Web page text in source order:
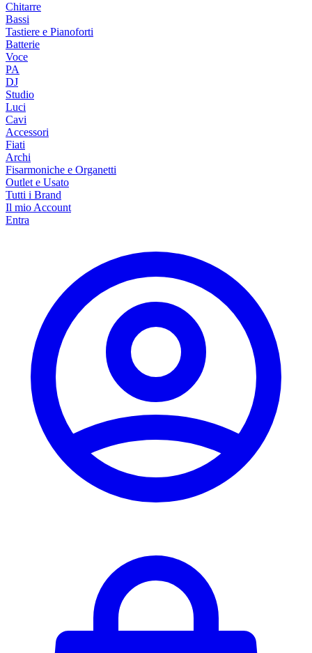
Chitarre
Bassi
Tastiere e Pianoforti
Batterie
Voce
PA
DJ
Studio
Luci
Cavi
Accessori
Fiati
Archi
Fisarmoniche e Organetti
Outlet e Usato
Tutti i Brand
Il mio Account
Entra